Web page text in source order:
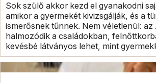
Sok szülő akkor kezd el gyanakodni
amikor a gyermekét kivizsgálják, és a
ismerősnek tűnnek. Nem véletlenül:
halmozódik a családokban,
kevésbé látványos lehet, mint